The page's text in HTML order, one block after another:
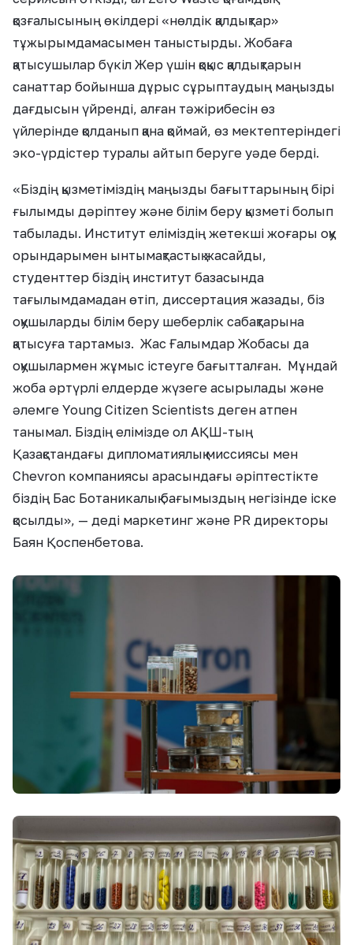
қозғалысының өкілдері «нөлдік қалдықтар»
тұжырымдамасымен таныстырды. Жобаға
қатысушылар бүкіл Жер үшін қоқыс қалдықтарын
санаттар бойынша дұрыс сұрыптаудың маңызды
дағдысын үйренді, алған тәжірибесін өз
үйлерінде қолданып қана қоймай, өз мектептеріндегі
эко-үрдістер туралы айтып беруге уәде берді.
«Біздің қызметіміздің маңызды бағыттарының бірі
ғылымды дәріптеу және білім беру қызметі болып
табылады. Институт еліміздің жетекші жоғары оқу
орындарымен ынтымақтастық жасайды,
студенттер біздің институт базасында
тағылымдамадан өтіп, диссертация жазады, біз
оқушыларды білім беру шеберлік сабақтарына
қатысуға тартамыз. Жас Ғалымдар Жобасы да
оқушылармен жұмыс істеуге бағытталған. Мұндай
жоба әртүрлі елдерде жүзеге асырылады және
әлемге Young Citizen Scientists деген атпен
танымал. Біздің елімізде ол АҚШ-тың
Қазақстандағы дипломатиялық миссиясы мен
Chevron компаниясы арасындағы әріптестікте
біздің Бас Ботаникалық бағымыздың негізінде іске
қосылды», — деді маркетинг және PR директоры
Баян Қоспенбетова.